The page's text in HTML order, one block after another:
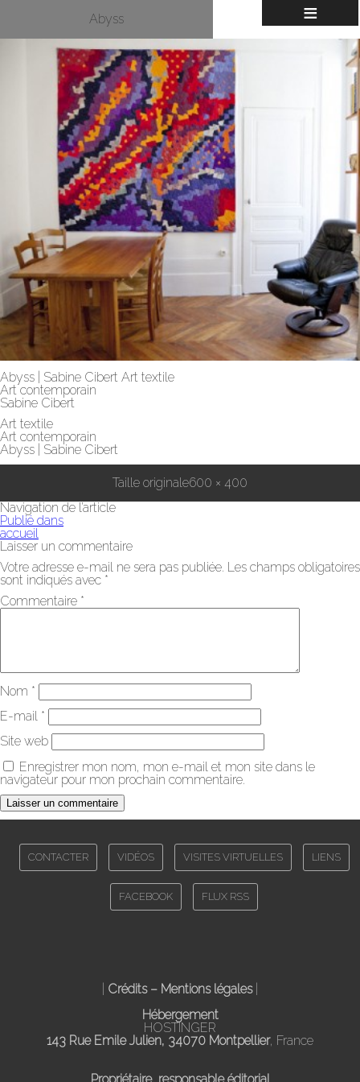
≡
Abyss
Abyss | Sabine Cibert Art textile
Art contemporain
Sabine Cibert
Art textile
Art contemporain
Abyss | Sabine Cibert
Taille originale600 × 400
Navigation de l’article
Publié dans
accueil
Laisser un commentaire
Votre adresse e-mail ne sera pas publiée. Les champs obligatoires
sont indiqués avec *
Commentaire *
Nom *
E-mail *
Site web
Enregistrer mon nom, mon e-mail et mon site dans le
navigateur pour mon prochain commentaire.
CONTACTER VIDÉOS VISITES VIRTUELLES LIENS
FACEBOOK FLUX RSS
Crédits – Mentions légales|
Hébergement
HOSTINGER
143 Rue Emile Julien, 34070 Montpellier, France